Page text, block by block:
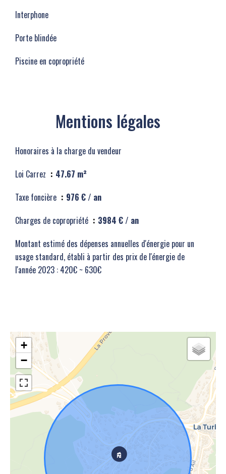
Interphone
Porte blindée
Piscine en copropriété
Mentions légales
Honoraires à la charge du vendeur
Loi Carrez
47.67 m²
Taxe foncière
976 € / an
Charges de copropriété
3984 € / an
Montant estimé des dépenses annuelles d'énergie pour un
usage standard, établi à partir des prix de l'énergie de
l'année 2023 : 420€ ~ 630€
+
−